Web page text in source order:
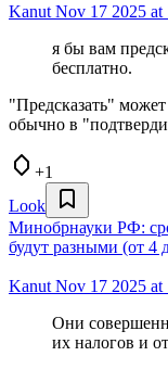
Kanut Nov 17 2025 at
я бы вам
бесплатно.
"Предсказать"
обычно в
+1
Look
Минобрнауки РФ:
будут разными (от 4
Kanut Nov 17 2025 at
Они
их налогов и